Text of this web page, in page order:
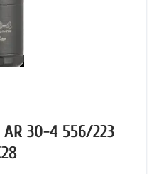
30-4 556/223